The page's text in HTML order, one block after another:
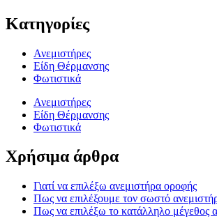
Κατηγορίες
Ανεμιστήρες
Είδη Θέρμανσης
Φωτιστικά
Ανεμιστήρες
Είδη Θέρμανσης
Φωτιστικά
Χρήσιμα άρθρα
Γιατί να επιλέξω ανεμιστήρα οροφής
Πως να επιλέξουμε τον σωστό
Πως να επιλέξω το κατάλληλο μέγεθος